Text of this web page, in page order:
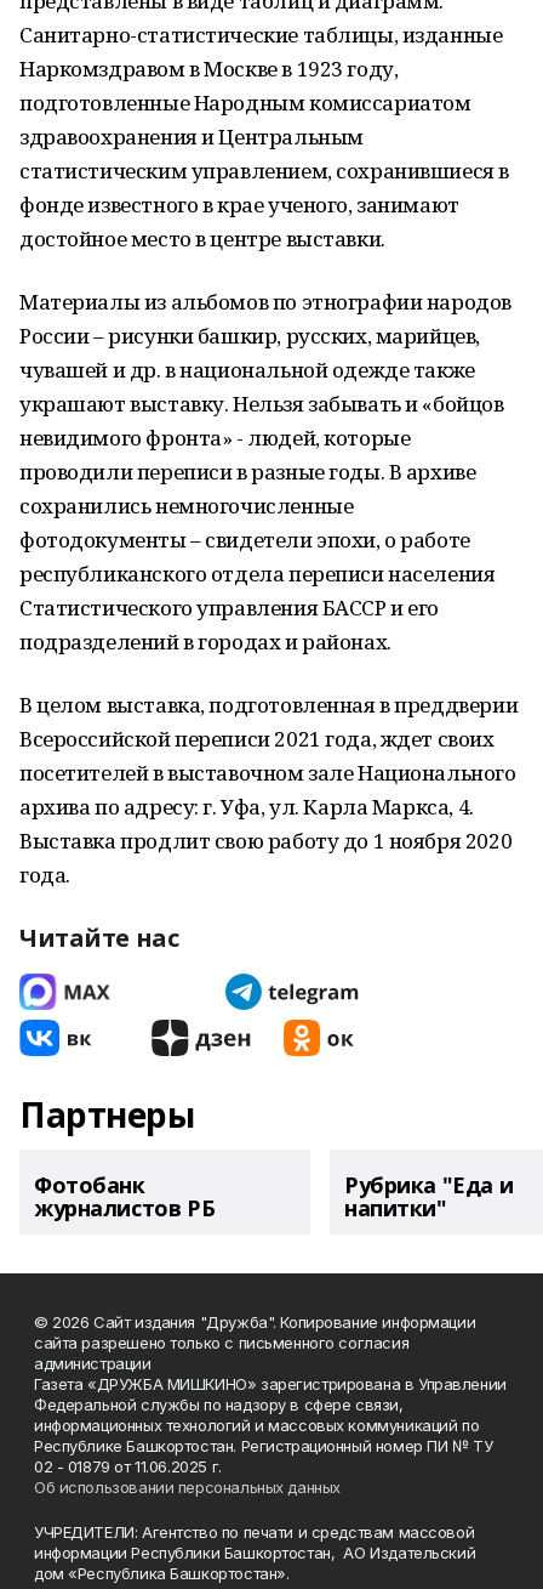
Санитарно-статистические таблицы, изданные
Наркомздравом в Москве в 1923 году,
подготовленные Народным комиссариатом
здравоохранения и Центральным
статистическим управлением, сохранившиеся в
фонде известного в крае ученого, занимают
достойное место в центре выставки.
Материалы из альбомов по этнографии народов
России – рисунки башкир, русских, марийцев,
чувашей и др. в национальной одежде также
украшают выставку. Нельзя забывать и «бойцов
невидимого фронта» - людей, которые
проводили переписи в разные годы. В архиве
сохранились немногочисленные
фотодокументы – свидетели эпохи, о работе
республиканского отдела переписи населения
Статистического управления БАССР и его
подразделений в городах и районах.
В целом выставка, подготовленная в преддверии
Всероссийской переписи 2021 года, ждет своих
посетителей в выставочном зале Национального
архива по адресу: г. Уфа, ул. Карла Маркса, 4.
Выставка продлит свою работу до 1 ноября 2020
года.
Читайте нас
Партнеры
Фотобанк
журналистов РБ
Рубрика "Еда и
напитки"
© 2026 Сайт издания "Дружба". Копирование информации
сайта разрешено только с письменного согласия
администрации
Газета «ДРУЖБА МИШКИНО» зарегистрирована в Управлении
Федеральной службы по надзору в сфере связи,
информационных технологий и массовых коммуникаций по
Республике Башкортостан. Регистрационный номер ПИ № ТУ
02 - 01879 от 11.06.2025 г.
Об использовании персональных данных
УЧРЕДИТЕЛИ: Агентство по печати и средствам массовой
информации Республики Башкортостан, АО Издательский
дом «Республика Башкортостан».